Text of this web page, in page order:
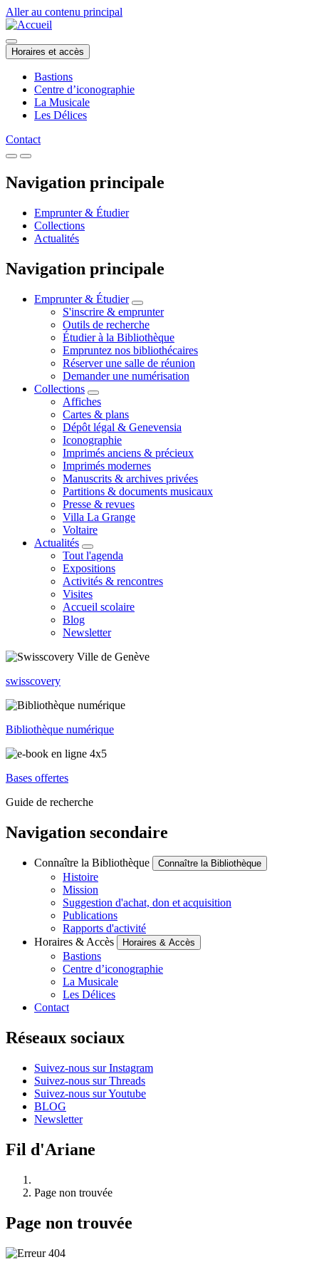
Aller au contenu principal
Horaires et accès
Bastions
Centre d’iconographie
La Musicale
Les Délices
Contact
Navigation principale
Emprunter & Étudier
Collections
Actualités
Navigation principale
Emprunter & Étudier
S'inscrire & emprunter
Outils de recherche
Étudier à la Bibliothèque
Empruntez nos bibliothécaires
Réserver une salle de réunion
Demander une numérisation
Collections
Affiches
Cartes & plans
Dépôt légal & Genevensia
Iconographie
Imprimés anciens & précieux
Imprimés modernes
Manuscrits & archives privées
Partitions & documents musicaux
Presse & revues
Villa La Grange
Voltaire
Actualités
Tout l'agenda
Expositions
Activités & rencontres
Visites
Accueil scolaire
Blog
Newsletter
swisscovery
Bibliothèque numérique
Bases offertes
Guide de recherche
Navigation secondaire
Connaître la Bibliothèque Connaître la Bibliothèque
Histoire
Mission
Suggestion d'achat, don et acquisition
Publications
Rapports d'activité
Horaires & Accès
Horaires & Accès
Bastions
Centre d’iconographie
La Musicale
Les Délices
Contact
Réseaux sociaux
Suivez-nous sur Instagram
Suivez-nous sur Threads
Suivez-nous sur Youtube
BLOG
Newsletter
Fil d'Ariane
Page non trouvée
Page non trouvée